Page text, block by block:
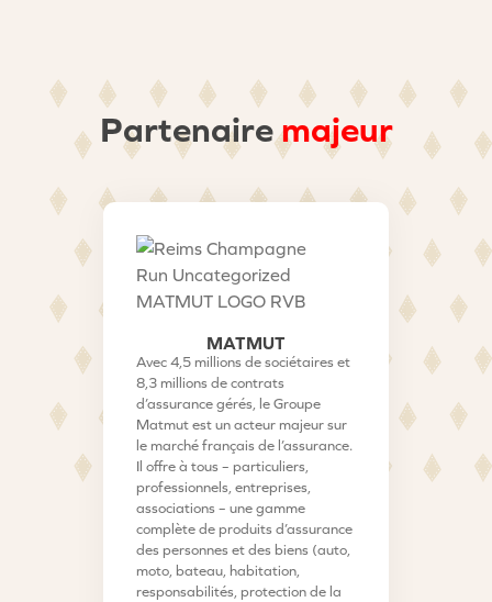
Partenairemajeur
MATMUT
Avec 4,5 millions de sociétaires et
8,3 millions de contrats
d’assurance gérés, le Groupe
Matmut est un acteur majeur sur
le marché français de l’assurance.
Il offre à tous – particuliers,
professionnels, entreprises,
associations – une gamme
complète de produits d’assurance
des personnes et des biens (auto,
moto, bateau, habitation,
responsabilités, protection de la